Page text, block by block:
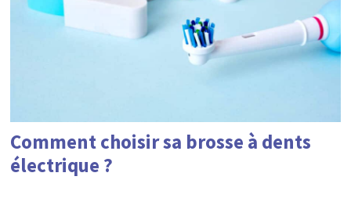
Comment choisir sa brosse à dents
électrique ?